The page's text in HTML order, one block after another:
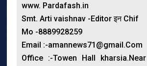
www. Pardafash.in
Smt. Arti vaishnav -Editor इन Chif
Mo -8889928259
Email :-amannews71@gmail.Com
Office :-Towen Hall